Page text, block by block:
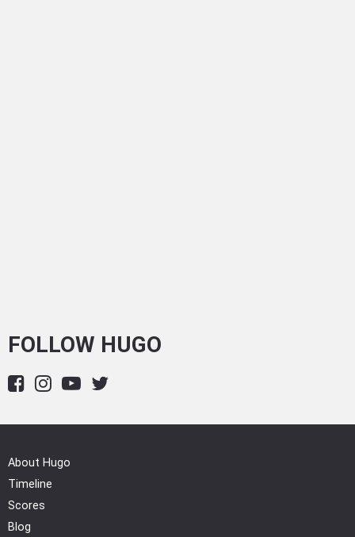
FOLLOW HUGO
About Hugo
Timeline
Scores
Blog